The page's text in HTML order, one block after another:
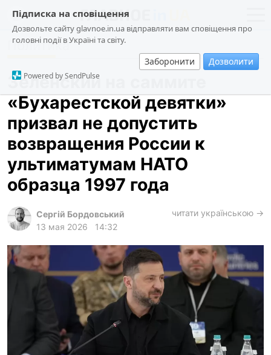
Підписка на сповіщення
Дозвольте сайту glavnoe.in.ua відправляти вам сповіщення про
головні події в Україні та світу.
Заборонити Дозволити
Powered by SendPulse
новости
о проекте
общество
происшествия
криминал
техно
спорт
лонгриды
харьков
gambling
en
Политика
Зеленский на саммите
«Бухарестской девятки»
призвал не допустить
возвращения России к
ультиматумам НАТО
образца 1997 года
Сергій Бордовський
13 мая 2026
14:32
читати українською →